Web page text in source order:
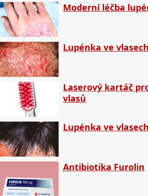
Moderní léčba
Lupénka ve vlasech
Laserový kartáč
vlasů
Lupénka ve vlasech
Antibiotika Furolin